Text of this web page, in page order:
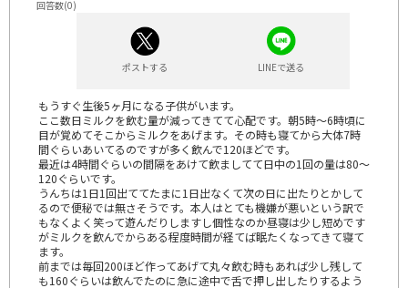
回答数(0)
ポストする LINEで送る
もうすぐ生後5ヶ月になる子供がいます。
ここ数日ミルクを飲む量が減ってきてて心配です。朝5時〜6時頃に
目が覚めてそこからミルクをあげます。その時も寝てから大体7時
間ぐらいあいてるのですが多く飲んで120ほどです。
最近は4時間ぐらいの間隔をあけて飲ましてて日中の1回の量は80〜
120ぐらいです。
うんちは1日1回出ててたまに1日出なくて次の日に出たりとかして
るので便秘では無さそうです。本人はとても機嫌が悪いという訳で
もなくよく笑って遊んだりしますし個性なのか昼寝は少し短めです
がミルクを飲んでからある程度時間が経てば眠たくなってきて寝て
ます。
前までは毎回200ほど作ってあげて丸々飲む時もあれば少し残して
も160ぐらいは飲んでたのに急に途中で舌で押し出したりするよう